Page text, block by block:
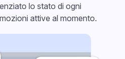
lo stato di ogni
attive al momento.